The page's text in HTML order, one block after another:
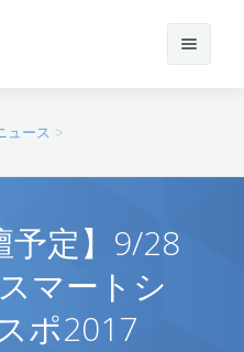
ュース >
予定】9/28
マートシ
ポ2017